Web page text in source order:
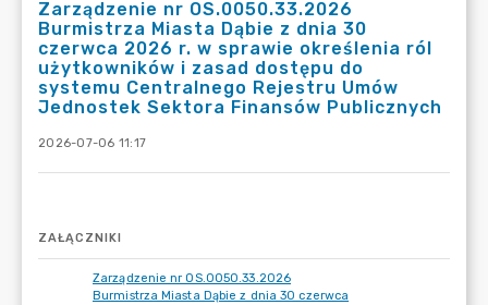
Zarządzenie nr OS.0050.33.2026
Burmistrza Miasta Dąbie z dnia 30
czerwca 2026 r. w sprawie określenia ról
użytkowników i zasad dostępu do
systemu Centralnego Rejestru Umów
Jednostek Sektora Finansów Publicznych
2026-07-06 11:17
ZAŁĄCZNIKI
Zarządzenie nr OS.0050.33.2026
Burmistrza Miasta Dąbie z dnia 30 czerwca